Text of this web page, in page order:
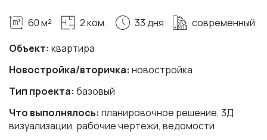
Объект: квартира
Новостройка/вторичка: новостройка
Тип проекта: базовый
Что выполнялось: планировочное решение, 3Д
визуализации, рабочие чертежи, ведомости
60 м² 2 ком. 33 дня современный